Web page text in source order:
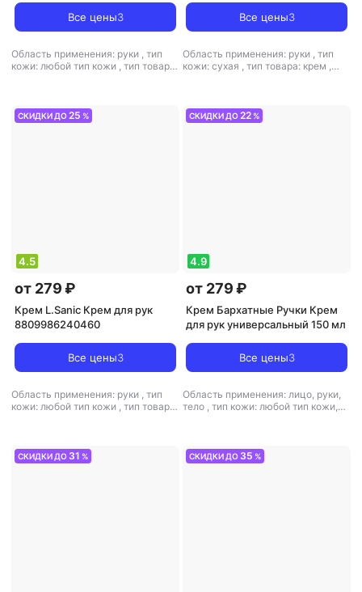
Все цены3
Область применения: руки , тип
кожи: любой тип кожи , тип товара:
Все цены3
Область применения: руки , тип
кожи: сухая , тип товара: крем ,
СКИДКИ ДО25 %
4.5
от 279 ₽
Крем L.Sanic Крем для рук
8809986240460
Все цены3
Область применения: руки , тип
кожи: любой тип кожи , тип товара:
СКИДКИ ДО22 %
4.9
от 279 ₽
Крем Бархатные Ручки Крем
для рук универсальный 150 мл
Все цены3
Область применения: лицо, руки,
тело , тип кожи: любой тип кожи,
СКИДКИ ДО 31 % СКИДКИ ДО 35 %